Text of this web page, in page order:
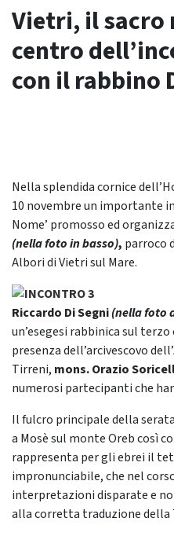
Vietri, il sacro
centro
con il rabbino
Nella splendida cornice
10 novembre un importante
Nome’ promosso ed
(nella foto in basso), parroco
Albori di Vietri sul Mare.
Riccardo Di Segni(nella foto
un’esegesi rabbinica sul
presenza dell’arcivescovo
Tirreni, mons. Orazio
numerosi partecipanti che
Il fulcro principale della
a Mosè sul monte Oreb così
rappresenta per gli ebrei il
impronunciabile, che nel
interpretazioni disparate e
alla corretta traduzione della